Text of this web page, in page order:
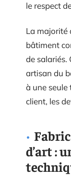
le respect
La majorité
bâtiment
de salariés.
artisan du
à une seule
client, les
d’art :